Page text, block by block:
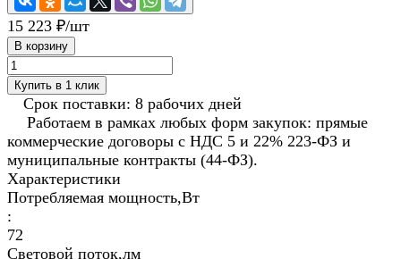
15 223 ₽/шт
В корзину
Купить в 1 клик
Срок поставки: 8 рабочих дней
Работаем в рамках любых форм закупок: прямые
коммерческие договоры с НДС 5 и 22% 223-ФЗ и
муниципальные контракты (44-ФЗ).
Характеристики
Потребляемая мощность,Вт
:
72
Световой поток,лм